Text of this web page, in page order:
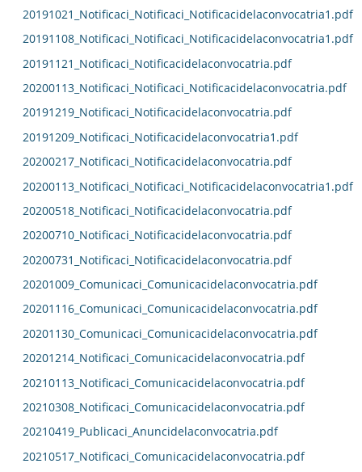
20191021_Notificaci_Notificaci_Notificacidelaconvocatria1.pdf
20191108_Notificaci_Notificaci_Notificacidelaconvocatria1.pdf
20191121_Notificaci_Notificacidelaconvocatria.pdf
20200113_Notificaci_Notificaci_Notificacidelaconvocatria.pdf
20191219_Notificaci_Notificacidelaconvocatria.pdf
20191209_Notificaci_Notificacidelaconvocatria1.pdf
20200217_Notificaci_Notificacidelaconvocatria.pdf
20200113_Notificaci_Notificaci_Notificacidelaconvocatria1.pdf
20200518_Notificaci_Notificacidelaconvocatria.pdf
20200710_Notificaci_Notificacidelaconvocatria.pdf
20200731_Notificaci_Notificacidelaconvocatria.pdf
20201009_Comunicaci_Comunicacidelaconvocatria.pdf
20201116_Comunicaci_Comunicacidelaconvocatria.pdf
20201130_Comunicaci_Comunicacidelaconvocatria.pdf
20201214_Notificaci_Comunicacidelaconvocatria.pdf
20210113_Notificaci_Comunicacidelaconvocatria.pdf
20210308_Notificaci_Comunicacidelaconvocatria.pdf
20210419_Publicaci_Anuncidelaconvocatria.pdf
20210517_Notificaci_Comunicacidelaconvocatria.pdf